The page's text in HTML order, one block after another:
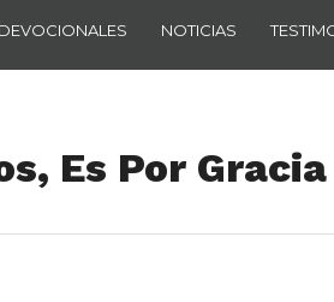
DEVOCIONALES NOTICIAS
Es Por Gracia